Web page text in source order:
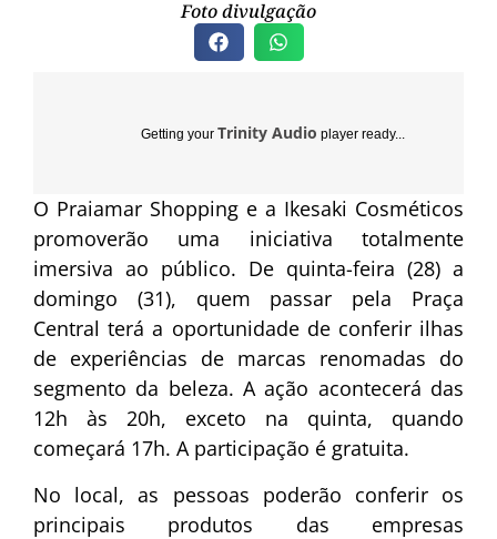
Foto divulgação
Getting your Trinity Audio player ready...
O Praiamar Shopping e a Ikesaki Cosméticos
promoverão uma iniciativa totalmente
imersiva ao público. De quinta-feira (28) a
domingo (31), quem passar pela Praça
Central terá a oportunidade de conferir ilhas
de experiências de marcas renomadas do
segmento da beleza. A ação acontecerá das
12h às 20h, exceto na quinta, quando
começará 17h. A participação é gratuita.
No local, as pessoas poderão conferir os
principais produtos das empresas